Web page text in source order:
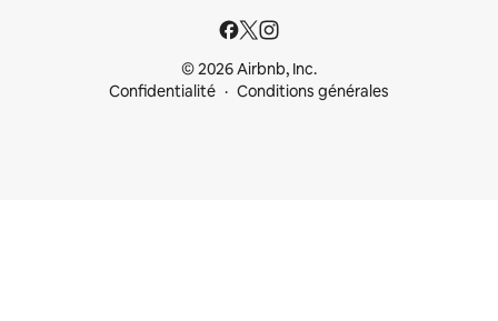
© 2026 Airbnb, Inc.
Confidentialité
Conditions générales